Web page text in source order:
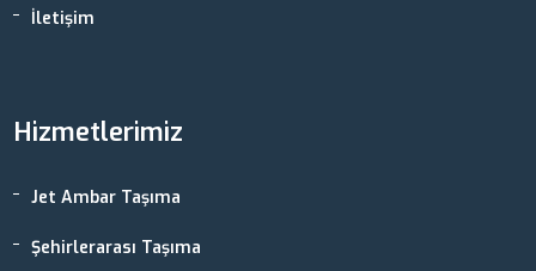
İletişim
Hizmetlerimiz
Jet Ambar Taşıma
Şehirlerarası Taşıma